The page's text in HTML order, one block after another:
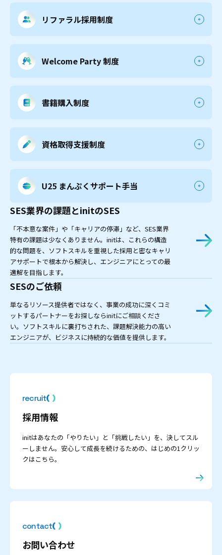
リファラル採用制度
Welcome Party 制度
書籍購入制度
資格取得支援制度
U25 まんぷくサポート手当
SES業界の課題とinitのSES
「不本意な案件」や「キャリアの停滞」など、SES業界
特有の課題は少なくありません。initは、これらの構造
的な問題を、ソフトスキルを重視した採用と密なキャリ
アサポートで根本から解決し、エンジニアにとっての最
適解を目指します。
SESのご依頼
単なるリソース提供者ではなく、事業の成功に深くコミ
ットするパートナーをお探しならinitにご相談くださ
い。ソフトスキルに裏打ちされた、課題解決能力の高い
エンジニアが、ビジネスに持続的な価値を提供します。
recruit
採用情報
initはあなたの「やりたい」と「挑戦したい」を、決してスル
ーしません。安心して成長を続けるための、はじめの1クリッ
クはこちら。
contact
お問い合わせ